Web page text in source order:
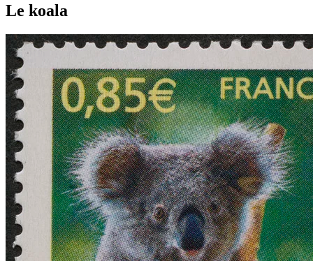
Le koala